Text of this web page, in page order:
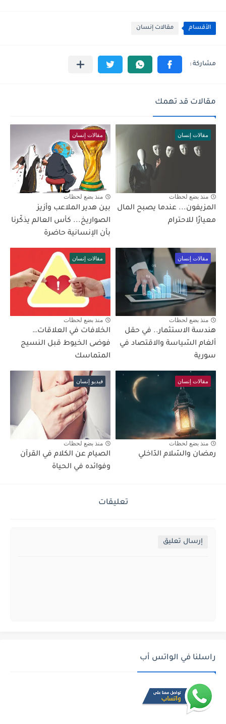
الأقسام مقالات إنسان
مقالات قد تهمك
مقالات إنسان
منذ بضع لحظات
المزيفون... عندما يصبح المال
معيارًا للاحترام
مقالات إنسان
منذ بضع لحظات
بين هدير الملاعب وأزيز
الصواريخ... كأس العالم يذكّرنا
بأن الإنسانية حاضرة
مقالات إنسان
منذ بضع لحظات
هندسة الاستثمار.. في حقل
ألغام السّياسة والاقتصاد في
سورية
مقالات إنسان
منذ بضع لحظات
الخلافات في العلاقات…
فوضى الخيوط قبل النسيج
المتماسك
مقالات إنسان
منذ بضع لحظات
رمضان والسّلام الدّاخلي
فيديو إنسان
منذ بضع لحظات
الصيام عن الكلام في القرآن
وفوائده في الحياة
تعليقات
إرسال تعليق
راسلنا في الواتس أب